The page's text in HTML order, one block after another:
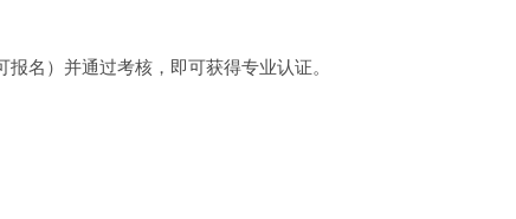
报名）并通过考核，即可获得专业认证。